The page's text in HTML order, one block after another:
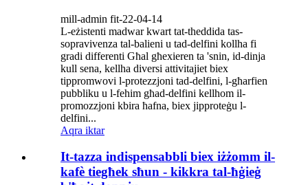
mill-admin fit-22-04-14
L-eżistenti madwar kwart tat-theddida tas-
sopravivenza tal-balieni u tad-delfini kollha fi
gradi differenti Għal għexieren ta 'snin, id-dinja
kull sena, kellha diversi attivitajiet biex
tippromwovi l-protezzjoni tad-delfini, l-għarfien
pubbliku u l-fehim għad-delfini kellhom il-
promozzjoni kbira ħafna, biex jipproteġu l-
delfini...
Aqra iktar
It-tazza indispensabbli biex iżżomm il-
kafè tiegħek sħun - kikkra tal-ħġieġ